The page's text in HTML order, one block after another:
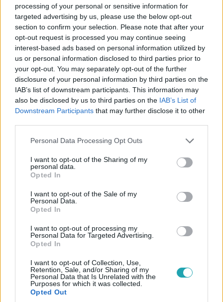
processing of your personal or sensitive information for
targeted advertising by us, please use the below opt-out
section to confirm your selection. Please note that after your
opt-out request is processed you may continue seeing
interest-based ads based on personal information utilized by
us or personal information disclosed to third parties prior to
your opt-out. You may separately opt-out of the further
disclosure of your personal information by third parties on the
IAB’s list of downstream participants. This information may
also be disclosed by us to third parties on the IAB’s List of
Downstream Participants that may further disclose it to other
Please note that this website/app uses one or more Google
not limited to your visit or usage behaviour. You may click to
grant or deny consent to Google and its third-party tags to
use your data for below specified purposes in below Google
consent section.
Personal Data Processing Opt Outs
I want to opt-out of the Sharing of my
personal data.
Opted In
I want to opt-out of the Sale of my
Personal Data.
Opted In
I want to opt-out of processing my
Personal Data for Targeted Advertising.
Opted In
I want to opt-out of Collection, Use,
Retention, Sale, and/or Sharing of my
Personal Data that Is Unrelated with the
Purposes for which it was collected.
Opted Out
Belföld
2026. május 4. 11:30
Elstartolt az érettségi hét – Ezek a legfontosabb
dátumok 2026-ban
Elindult az érettségi 2026: mutatjuk a legfontosabb
amikre minden diáknak figyelnie kell.